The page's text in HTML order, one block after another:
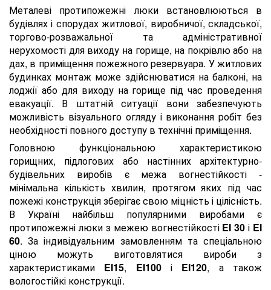
Металеві протипожежні люки встановлюються в
будівлях і спорудах житлової, виробничої, складської,
торгово-розважальної та адміністративної
нерухомості для виходу на горище, на покрівлю або на
дах, в приміщення пожежного резервуара. У житлових
будинках монтаж може здійснюватися на балконі, на
лоджії або для виходу на горище під час проведення
евакуації. В штатній ситуації вони забезпечують
можливість візуального огляду і виконання робіт без
необхідності повного доступу в технічні приміщення.
Головною функціональною характеристикою
горищних, підлогових або настінних архітектурно-
будівельних виробів є межа вогнестійкості -
мінімальна кількість хвилин, протягом яких під час
пожежі конструкція зберігає свою міцність і цілісність.
В Україні найбільш популярними виробами є
протипожежні люки з межею вогнестійкості EI 30 і EI
60. За індивідуальним замовленням та спеціальною
ціною можуть виготовлятися вироби з
характеристиками EI15, EI100і EI120, а також
вологостійкі конструкції.